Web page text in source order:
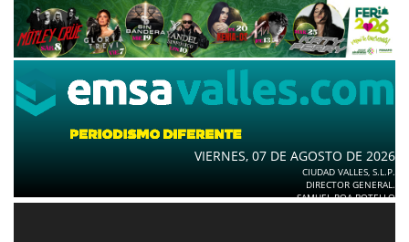
VIERNES, 07 DE AGOSTO DE 2026
CIUDAD VALLES, S.L.P.
DIRECTOR GENERAL.
SAMUEL ROA BOTELLO